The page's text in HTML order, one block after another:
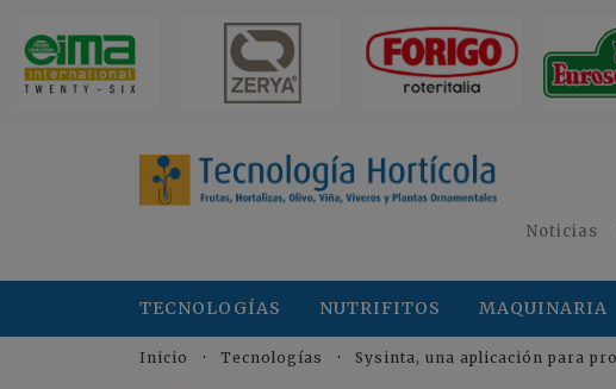
Noticias
TECNOLOGÍAS NUTRIFITOS MAQUINARIA
Inicio Tecnologías Sysinta, una aplicación para